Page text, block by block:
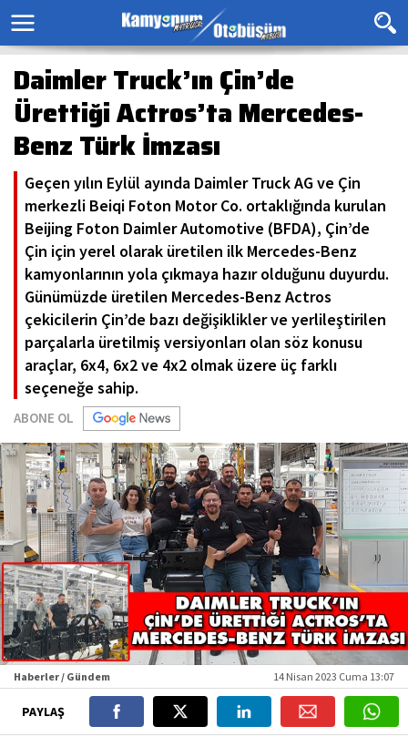
Daimler Truck’ın Çin’de
Ürettiği Actros’ta Mercedes-
Benz Türk İmzası
Geçen yılın Eylül ayında Daimler Truck AG ve Çin
merkezli Beiqi Foton Motor Co. ortaklığında kurulan
Beijing Foton Daimler Automotive (BFDA), Çin’de
Çin için yerel olarak üretilen ilk Mercedes-Benz
kamyonlarının yola çıkmaya hazır olduğunu duyurdu.
Günümüzde üretilen Mercedes-Benz Actros
çekicilerin Çin’de bazı değişiklikler ve yerlileştirilen
parçalarla üretilmiş versiyonları olan söz konusu
araçlar, 6x4, 6x2 ve 4x2 olmak üzere üç farklı
seçeneğe sahip.
ABONE OL
Haberler / Gündem 14 Nisan 2023 Cuma 13:07
PAYLAŞ